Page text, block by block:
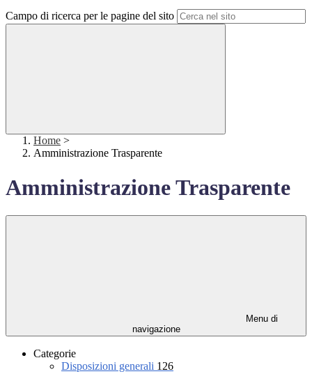
Campo di ricerca per le pagine del sito
Home >
Amministrazione Trasparente
Amministrazione Trasparente
Menu di
navigazione
Categorie
Disposizioni generali 126